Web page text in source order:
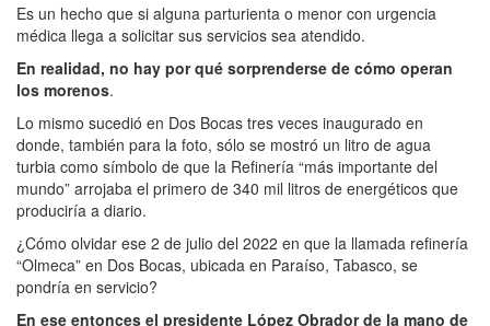
Es un hecho que si alguna parturienta o menor con urgencia
médica llega a solicitar sus servicios sea atendido.
En realidad, no hay por qué sorprenderse de cómo operan
los morenos.
Lo mismo sucedió en Dos Bocas tres veces inaugurado en
donde, también para la foto, sólo se mostró un litro de agua
turbia como símbolo de que la Refinería “más importante del
mundo” arrojaba el primero de 340 mil litros de energéticos que
produciría a diario.
¿Cómo olvidar ese 2 de julio del 2022 en que la llamada refinería
“Olmeca” en Dos Bocas, ubicada en Paraíso, Tabasco, se
pondría en servicio?
En ese entonces el presidente López Obrador de la mano de